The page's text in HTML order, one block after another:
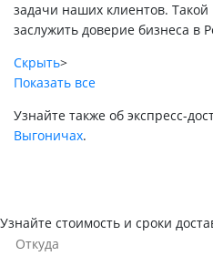
задачи наших клиентов.
заслужить доверие бизнеса в
Скрыть>
Показать все
Узнайте также об экспресс-
Выгоничах.
Узнайте стоимость и сроки